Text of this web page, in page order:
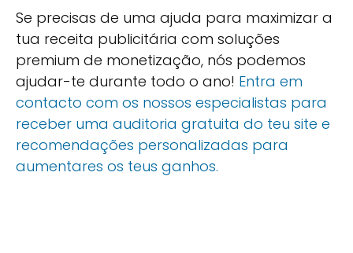
Se precisas de uma ajuda para maximizar a
tua receita publicitária com soluções
premium de monetização, nós podemos
ajudar-te durante todo o ano! Entra em
contacto com os nossos especialistas para
receber uma auditoria gratuita do teu site e
recomendações personalizadas para
aumentares os teus ganhos.